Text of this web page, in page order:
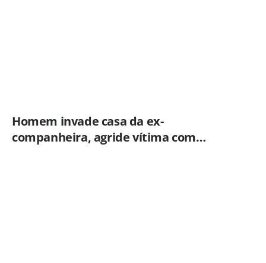
Homem invade casa da ex-
companheira, agride vítima com